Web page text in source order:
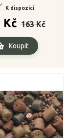
K dispozici
Kč cena
163 Kč
Cena
Koupit